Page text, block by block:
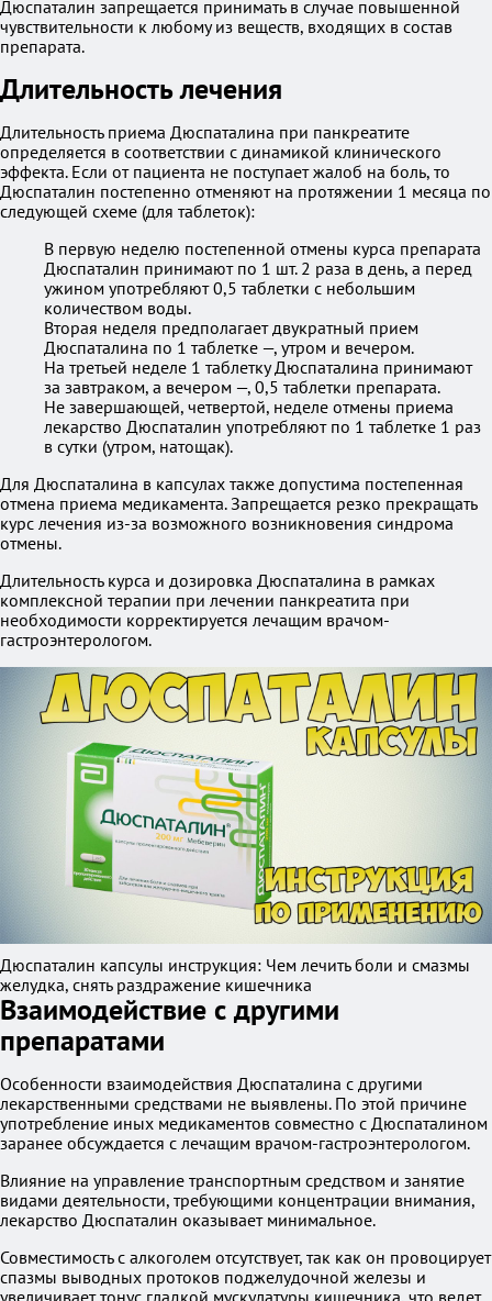
Дюспаталин запрещается принимать в случае повышенной
чувствительности к любому из веществ, входящих в состав
препарата.
Длительность лечения
Длительность приема Дюспаталина при панкреатите
определяется в соответствии с динамикой клинического
эффекта. Если от пациента не поступает жалоб на боль, то
Дюспаталин постепенно отменяют на протяжении 1 месяца по
следующей схеме (для таблеток):
В первую неделю постепенной отмены курса препарата
Дюспаталин принимают по 1 шт. 2 раза в день, а перед
ужином употребляют 0,5 таблетки с небольшим
количеством воды.
Вторая неделя предполагает двукратный прием
Дюспаталина по 1 таблетке —, утром и вечером.
На третьей неделе 1 таблетку Дюспаталина принимают
за завтраком, а вечером —, 0,5 таблетки препарата.
Не завершающей, четвертой, неделе отмены приема
лекарство Дюспаталин употребляют по 1 таблетке 1 раз
в сутки (утром, натощак).
Для Дюспаталина в капсулах также допустима постепенная
отмена приема медикамента. Запрещается резко прекращать
курс лечения из-за возможного возникновения синдрома
отмены.
Длительность курса и дозировка Дюспаталина в рамках
комплексной терапии при лечении панкреатита при
необходимости корректируется лечащим врачом-
гастроэнтерологом.
Дюспаталин капсулы инструкция: Чем лечить боли и смазмы
желудка, снять раздражение кишечника
Взаимодействие с другими
препаратами
Особенности взаимодействия Дюспаталина с другими
лекарственными средствами не выявлены. По этой причине
употребление иных медикаментов совместно с Дюспаталином
заранее обсуждается с лечащим врачом-гастроэнтерологом.
Влияние на управление транспортным средством и занятие
видами деятельности, требующими концентрации внимания,
лекарство Дюспаталин оказывает минимальное.
Совместимость с алкоголем отсутствует, так как он провоцирует
спазмы выводных протоков поджелудочной железы и
увеличивает тонус гладкой мускулатуры кишечника, что ведет